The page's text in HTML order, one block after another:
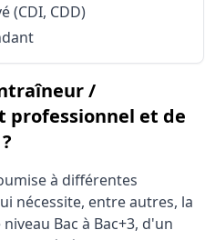
(CDI, CDD)
/
professionnel et de
à différentes
nécessite, entre autres, la
Bac à Bac+3, d'un